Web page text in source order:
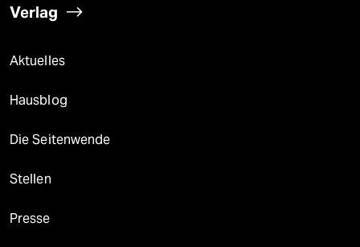
Verlag
Aktuelles
Hausblog
Die Seitenwende
Stellen
Presse